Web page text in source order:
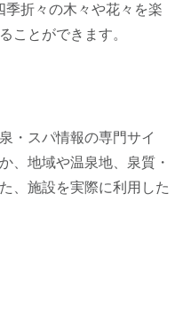
折々の木々や花々を楽
ことができます。
・スパ情報の専門サイ
、地域や温泉地、泉質・
、施設を実際に利用した